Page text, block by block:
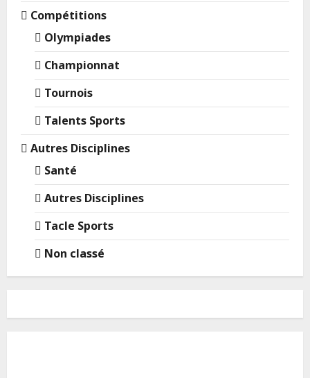
Compétitions
Olympiades
Championnat
Tournois
Talents Sports
Autres Disciplines
Santé
Autres Disciplines
Tacle Sports
Non classé